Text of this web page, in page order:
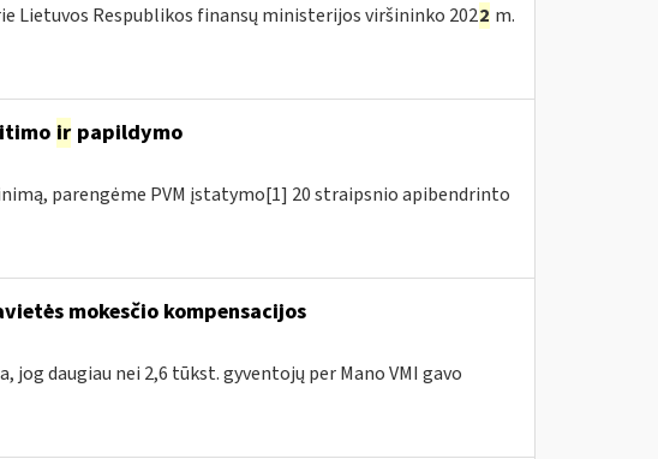
Lietuvos Respublikos finansų ministerijos viršininko 2022 m.
irpapildymo
parengėme PVM įstatymo[1] 20 straipsnio apibendrinto
mokesčio kompensacijos
jog daugiau nei 2,6 tūkst. gyventojų per Mano VMI gavo